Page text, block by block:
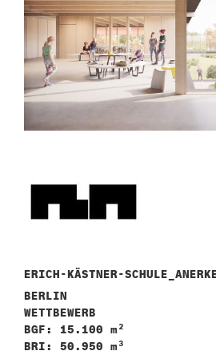
ERICH-KÄSTNER-
BERLIN
WETTBEWERB
BGF: 15.100 m²
BRI: 50.950 m³